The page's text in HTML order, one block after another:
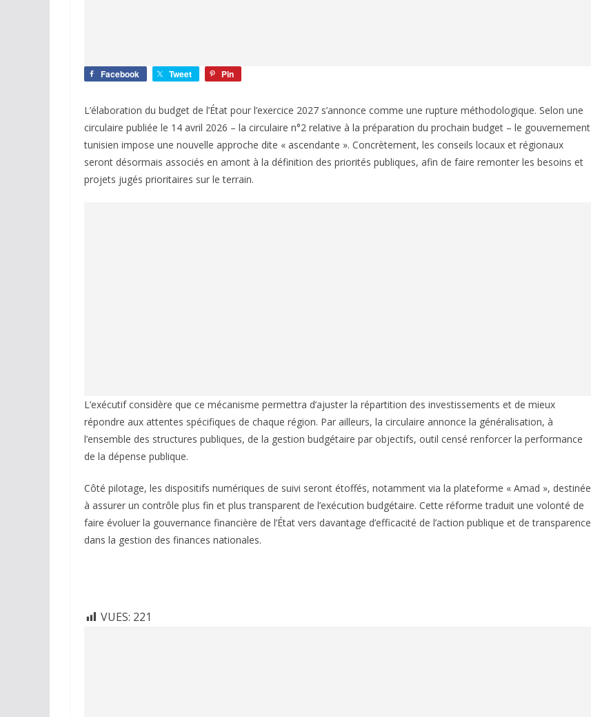
Facebook Tweet Pin
L’élaboration du budget de l’État pour l’exercice 2027 s’annonce comme une rupture méthodologique. Selon une
circulaire publiée le 14 avril 2026 – la circulaire n°2 relative à la préparation du prochain budget – le gouvernement
tunisien impose une nouvelle approche dite « ascendante ». Concrètement, les conseils locaux et régionaux
seront désormais associés en amont à la définition des priorités publiques, afin de faire remonter les besoins et
projets jugés prioritaires sur le terrain.
L’exécutif considère que ce mécanisme permettra d’ajuster la répartition des investissements et de mieux
répondre aux attentes spécifiques de chaque région. Par ailleurs, la circulaire annonce la généralisation, à
l’ensemble des structures publiques, de la gestion budgétaire par objectifs, outil censé renforcer la performance
de la dépense publique.
Côté pilotage, les dispositifs numériques de suivi seront étoffés, notamment via la plateforme « Amad », destinée
à assurer un contrôle plus fin et plus transparent de l’exécution budgétaire. Cette réforme traduit une volonté de
faire évoluer la gouvernance financière de l’État vers davantage d’efficacité de l’action publique et de transparence
dans la gestion des finances nationales.
VUES: 221